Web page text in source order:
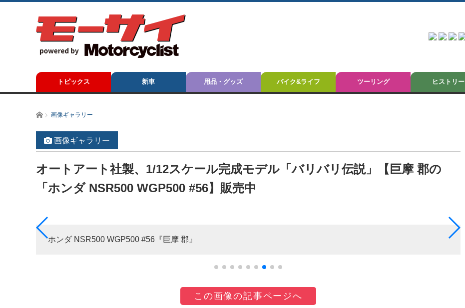
トピックス 新車 用品・グッズ バイク&ライフ ツーリング ヒストリー
ホーム画像ギャラリー
画像ギャラリー
オートアート社製、1/12スケール完成モデル「バリバリ伝説」【巨摩 郡の
「ホンダ NSR500 WGP500 #56】販売中
ホンダ NSR500 WGP500 #56『巨摩 郡』
この画像の記事ページへ